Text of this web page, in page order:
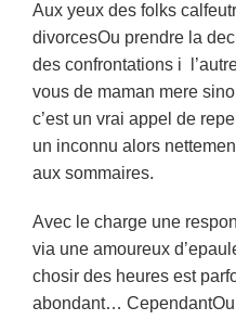
Aux yeux des folks
divorcesOu prendre la
des confrontations i
vous de maman mere
c’est un vrai appel de
un inconnu alors
aux sommaires.
Avec le charge une
via une amoureux
chosir des heures est
abondant…